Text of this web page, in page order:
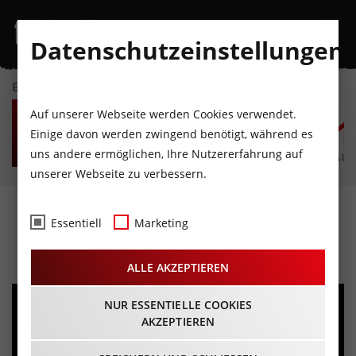
EVENTKALENDER
FR
7
AUGUST
SA
8
AUGUST
SO
9
AUGUST
MO
10
AUGUST
DI
11
AUGUST
ROADHOUSE
08.11.2024 - Beginn 21:00 Uhr
Datenschutzeinstellungen
Auf unserer Webseite werden Cookies verwendet.
Einige davon werden zwingend benötigt, während es
uns andere ermöglichen, Ihre Nutzererfahrung auf
unserer Webseite zu verbessern.
Essentiell Marketing
ALLE AKZEPTIEREN
NUR ESSENTIELLE COOKIES
AKZEPTIEREN